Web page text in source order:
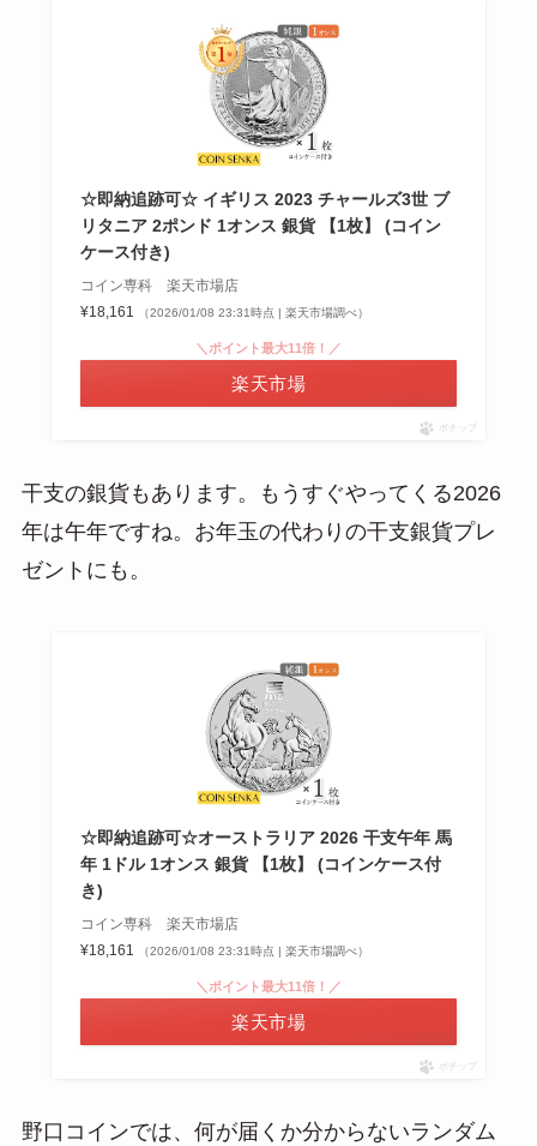
☆即納追跡可☆ イギリス 2023 チャールズ3世 ブ
リタニア 2ポンド 1オンス 銀貨 【1枚】 (コイン
ケース付き)
コイン専科 楽天市場店
¥18,161
（2026/01/08 23:31時点 | 楽天市場調べ）
＼ポイント最大11倍！／
楽天市場
ポチップ
干支の銀貨もあります。もうすぐやってくる2026
年は午年ですね。お年玉の代わりの干支銀貨プレ
ゼントにも。
☆即納追跡可☆オーストラリア 2026 干支午年 馬
年 1ドル 1オンス 銀貨 【1枚】 (コインケース付
き)
コイン専科 楽天市場店
¥18,161
（2026/01/08 23:31時点 | 楽天市場調べ）
＼ポイント最大11倍！／
楽天市場
ポチップ
野口コインでは、何が届くか分からないランダム